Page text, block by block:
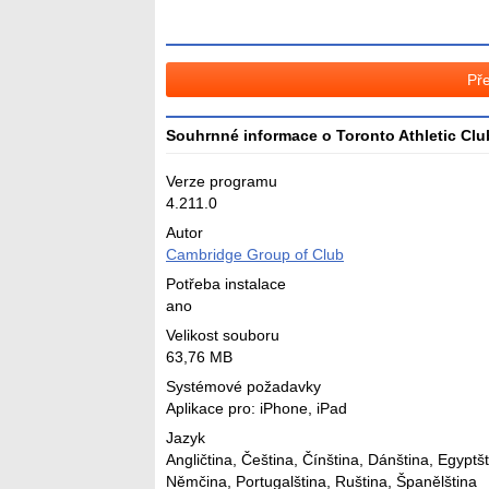
Souhrnné informace o Toronto Athletic
Verze programu
4.211.0
Autor
Cambridge Group of Club
Potřeba instalace
ano
Velikost souboru
63,76 MB
Systémové požadavky
Aplikace pro: iPhone, iPad
Jazyk
Angličtina Čeština Čínština Dánština
Němčina
Portugalština Ruština Španělština